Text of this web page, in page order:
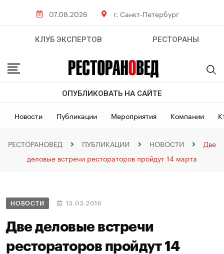
07.08.2026 г. Санкт-Петербург
КЛУБ ЭКСПЕРТОВ РЕСТОРАНЫ
ОПУБЛИКОВАТЬ НА САЙТЕ
Новости Публикации Мероприятия Компании
РЕСТОРАНОВЕД ПУБЛИКАЦИИ НОВОСТИ
Две
деловые встречи рестораторов пройдут 14 марта
НОВОСТИ 13.03.2018
Две деловые встречи
рестораторов пройдут 14